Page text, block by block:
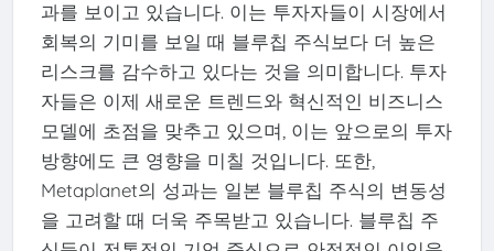
과를 보이고 있습니다. 이는 투자자들이 시장에서
회복의 기미를 보일 때 블루칩 주식보다 더 높은
리스크를 감수하고 있다는 것을 의미합니다. 투자
자들은 이제 새로운 트렌드와 혁신적인 비즈니스
모델에 초점을 맞추고 있으며, 이는 앞으로의 투자
방향에도 큰 영향을 미칠 것입니다. 또한,
Metaplanet의 성과는 일본 블루칩 주식의 변동성
을 고려할 때 더욱 주목받고 있습니다. 블루칩 주